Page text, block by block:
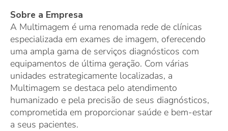
Sobre a Empresa
A Multimagem é uma renomada rede de clínicas
especializada em exames de imagem, oferecendo
uma ampla gama de serviços diagnósticos com
equipamentos de última geração. Com várias
unidades estrategicamente localizadas, a
Multimagem se destaca pelo atendimento
humanizado e pela precisão de seus diagnósticos,
comprometida em proporcionar saúde e bem-estar
a seus pacientes.